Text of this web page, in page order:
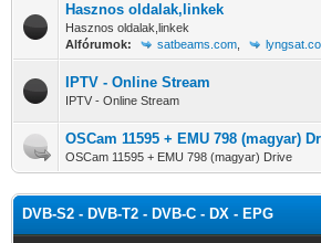
Hasznos oldalak,linkek
Hasznos oldalak,linkek
Alfórumok:
satbeams.com
IPTV - Online Stream
IPTV - Online Stream
OSCam 11595 + EMU 798 (magyar)
OSCam 11595 + EMU 798 (magyar) Drive
DVB-S2 - DVB-T2 - DVB-C - DX - EPG